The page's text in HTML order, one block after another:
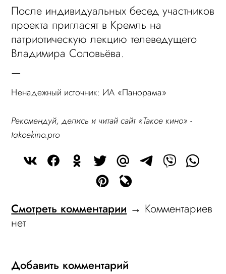
После индивидуальных бесед участников
проекта пригласят в Кремль на
патриотическую лекцию телеведущего
Владимира Соловьёва.
—
Ненадежный источник: ИА «Панорама»
Рекомендуй, делись и читай сайт «Такое кино» -
takoekino.pro
Смотреть комментарии → Комментариев
нет
Добавить комментарий